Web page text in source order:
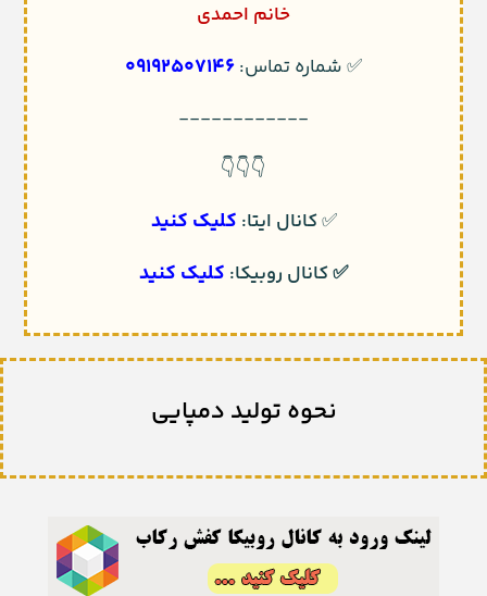
خانم احمدی
✅ شماره تماس:09192507146
------------
👇👇👇
✅کانال ایتا: کلیک کنید
✅کانال روبیکا: کلیک کنید
نحوه تولید دمپایی